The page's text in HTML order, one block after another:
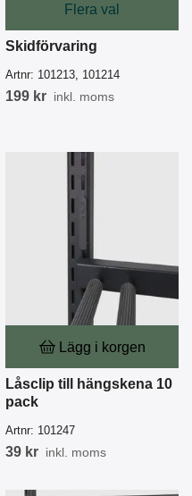
Flera val
Skidförvaring
Artnr: 101213, 101214
199 kr inkl. moms
Lägg i korgen
Låsclip till hängskena 10
pack
Artnr: 101247
39 kr inkl. moms